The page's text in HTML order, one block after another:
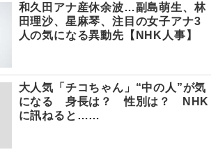
和久田アナ産休余波…副島萌生、林
田理沙、星麻琴、注目の女子アナ3
人の気になる異動先【NHK人事】
大人気「チコちゃん」“中の人”が気
になる 身長は？ 性別は？ NHK
に訊ねると……